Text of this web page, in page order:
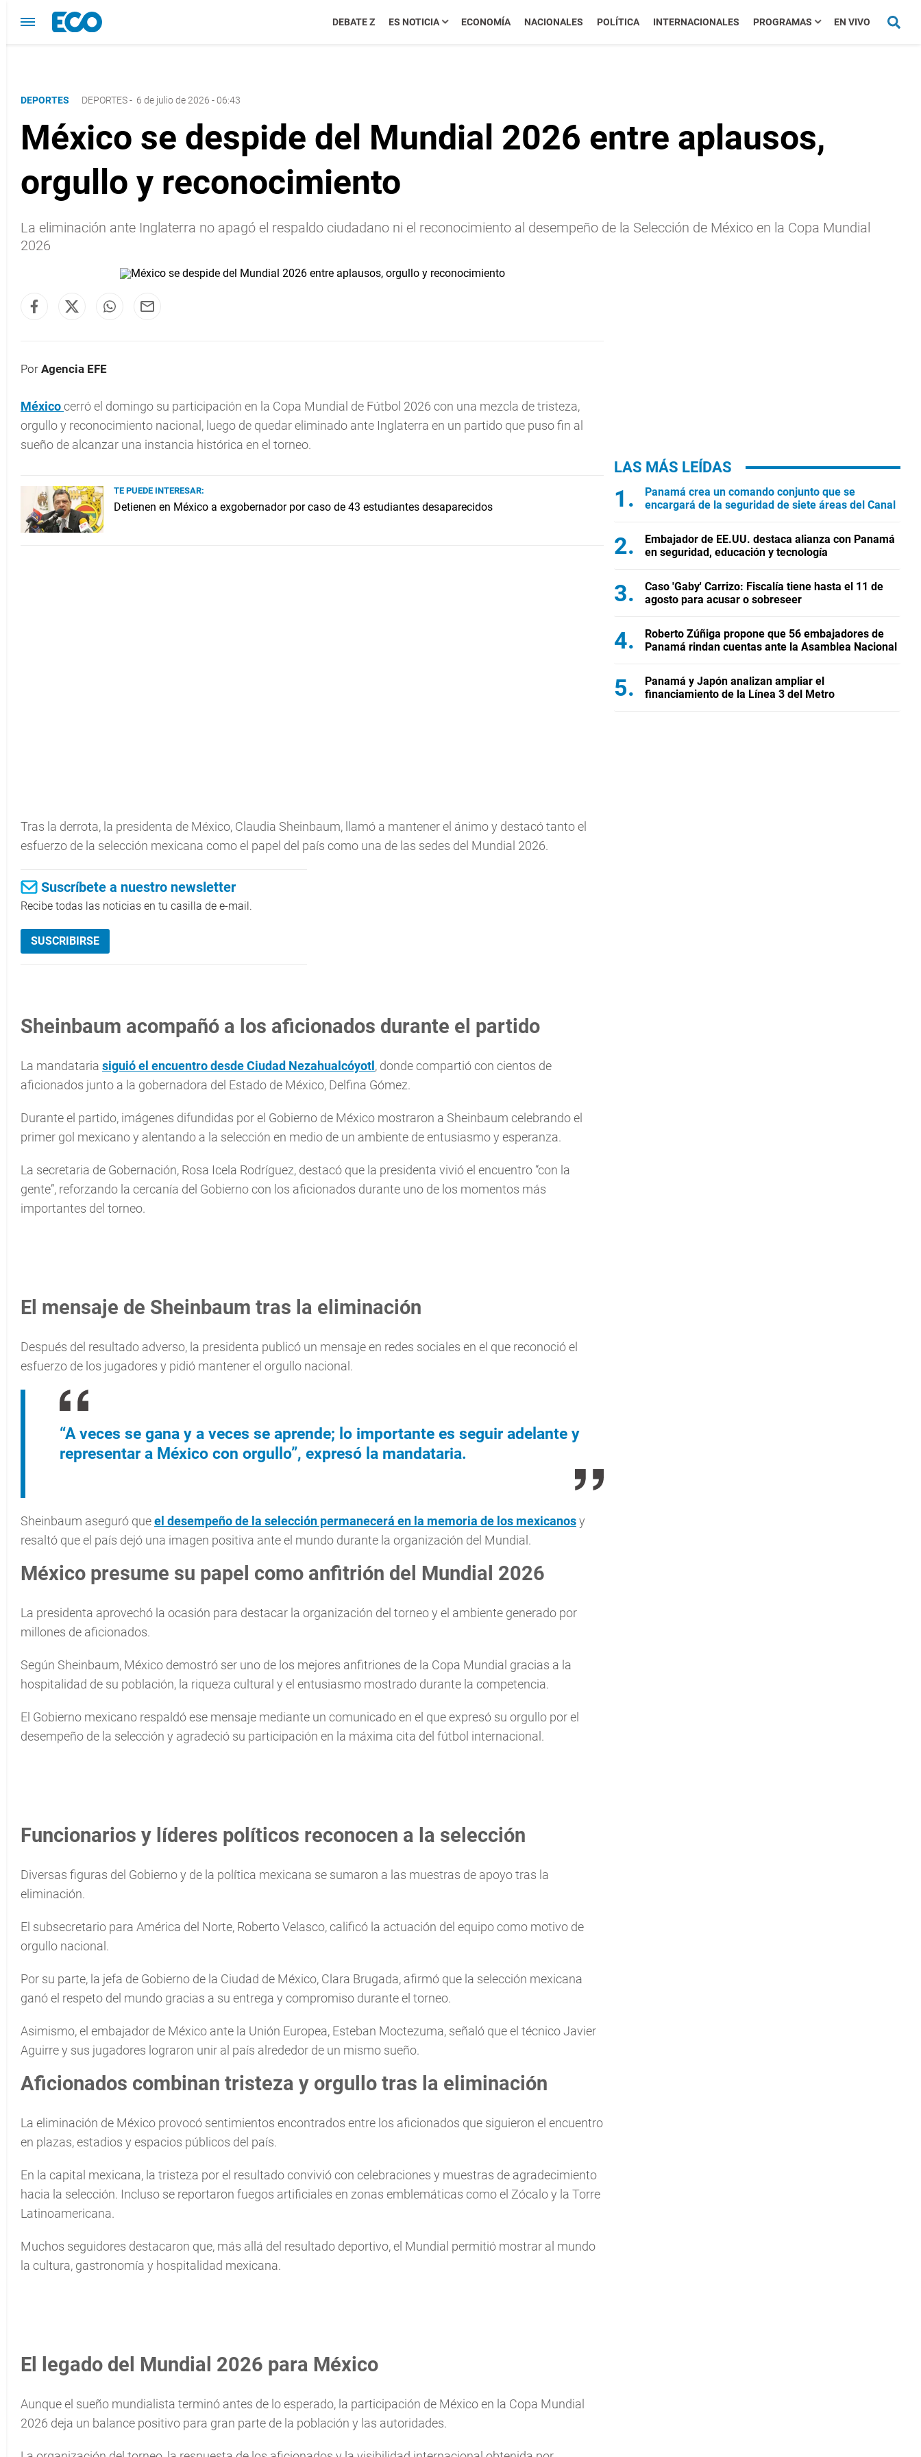
DEBATE Z ES NOTICIA ECONOMÍA NACIONALES POLÍTICA INTERNACIONALES PROGRAMAS EN VIVO
DEPORTES DEPORTES- 6 de julio de 2026 - 06:43
México se despide del Mundial 2026 entre aplausos,
orgullo y reconocimiento
La eliminación ante Inglaterra no apagó el respaldo ciudadano ni el reconocimiento al desempeño de la Selección de México en la Copa Mundial
2026
Por Agencia EFE
Méxicocerró el domingo su participación en la Copa Mundial de Fútbol 2026 con una mezcla de tristeza,
orgullo y reconocimiento nacional, luego de quedar eliminado ante Inglaterra en un partido que puso fin al
sueño de alcanzar una instancia histórica en el torneo.
TE PUEDE INTERESAR:
Detienen en México a exgobernador por caso de 43 estudiantes desaparecidos
Tras la derrota, la presidenta de México, Claudia Sheinbaum, llamó a mantener el ánimo y destacó tanto el
esfuerzo de la selección mexicana como el papel del país como una de las sedes del Mundial 2026.
Suscríbete a nuestro newsletter
Recibe todas las noticias en tu casilla de e-mail.
SUSCRIBIRSE
Sheinbaum acompañó a los aficionados durante el partido
La mandataria siguió el encuentro desde Ciudad Nezahualcóyotl , donde compartió con cientos de
aficionados junto a la gobernadora del Estado de México, Delfina Gómez.
Durante el partido, imágenes difundidas por el Gobierno de México mostraron a Sheinbaum celebrando el
primer gol mexicano y alentando a la selección en medio de un ambiente de entusiasmo y esperanza.
La secretaria de Gobernación, Rosa Icela Rodríguez, destacó que la presidenta vivió el encuentro “con la
gente”, reforzando la cercanía del Gobierno con los aficionados durante uno de los momentos más
importantes del torneo.
El mensaje de Sheinbaum tras la eliminación
Después del resultado adverso, la presidenta publicó un mensaje en redes sociales en el que reconoció el
esfuerzo de los jugadores y pidió mantener el orgullo nacional.
“A veces se gana y a veces se aprende; lo importante es seguir adelante y
representar a México con orgullo”, expresó la mandataria.
Sheinbaum aseguró queel desempeño de la selección permanecerá en la memoria de los mexicanosy
resaltó que el país dejó una imagen positiva ante el mundo durante la organización del Mundial.
México presume su papel como anfitrión del Mundial 2026
La presidenta aprovechó la ocasión para destacar la organización del torneo y el ambiente generado por
millones de aficionados.
Según Sheinbaum, México demostró ser uno de los mejores anfitriones de la Copa Mundial gracias a la
hospitalidad de su población, la riqueza cultural y el entusiasmo mostrado durante la competencia.
El Gobierno mexicano respaldó ese mensaje mediante un comunicado en el que expresó su orgullo por el
desempeño de la selección y agradeció su participación en la máxima cita del fútbol internacional.
Funcionarios y líderes políticos reconocen a la selección
Diversas figuras del Gobierno y de la política mexicana se sumaron a las muestras de apoyo tras la
eliminación.
El subsecretario para América del Norte, Roberto Velasco, calificó la actuación del equipo como motivo de
orgullo nacional.
Por su parte, la jefa de Gobierno de la Ciudad de México, Clara Brugada, afirmó que la selección mexicana
ganó el respeto del mundo gracias a su entrega y compromiso durante el torneo.
Asimismo, el embajador de México ante la Unión Europea, Esteban Moctezuma, señaló que el técnico Javier
Aguirre y sus jugadores lograron unir al país alrededor de un mismo sueño.
Aficionados combinan tristeza y orgullo tras la eliminación
La eliminación de México provocó sentimientos encontrados entre los aficionados que siguieron el encuentro
en plazas, estadios y espacios públicos del país.
En la capital mexicana, la tristeza por el resultado convivió con celebraciones y muestras de agradecimiento
hacia la selección. Incluso se reportaron fuegos artificiales en zonas emblemáticas como el Zócalo y la Torre
Latinoamericana.
Muchos seguidores destacaron que, más allá del resultado deportivo, el Mundial permitió mostrar al mundo
la cultura, gastronomía y hospitalidad mexicana.
El legado del Mundial 2026 para México
Aunque el sueño mundialista terminó antes de lo esperado, la participación de México en la Copa Mundial
2026 deja un balance positivo para gran parte de la población y las autoridades.
LAS MÁS LEÍDAS
Panamá crea un comando conjunto que se
encargará de la seguridad de siete áreas del Canal
Embajador de EE.UU. destaca alianza con Panamá
en seguridad, educación y tecnología
Caso 'Gaby' Carrizo: Fiscalía tiene hasta el 11 de
agosto para acusar o sobreseer
Roberto Zúñiga propone que 56 embajadores de
Panamá rindan cuentas ante la Asamblea Nacional
Panamá y Japón analizan ampliar el
financiamiento de la Línea 3 del Metro